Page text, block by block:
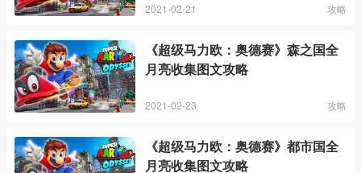
2021-02-21 攻略
《超级马力欧：奥德赛》森之国全
月亮收集图文攻略
2021-02-23 攻略
《超级马力欧：奥德赛》都市国全
月亮收集图文攻略